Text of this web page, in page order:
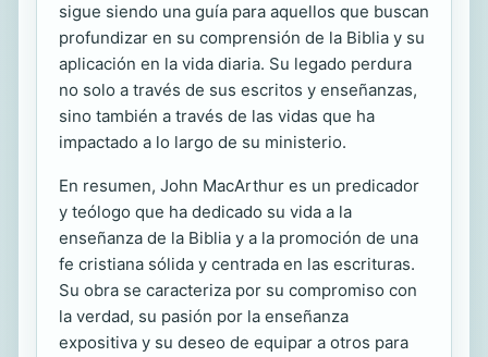
sigue siendo una guía para aquellos que buscan
profundizar en su comprensión de la Biblia y su
aplicación en la vida diaria. Su legado perdura
no solo a través de sus escritos y enseñanzas,
sino también a través de las vidas que ha
impactado a lo largo de su ministerio.
En resumen, John MacArthur es un predicador
y teólogo que ha dedicado su vida a la
enseñanza de la Biblia y a la promoción de una
fe cristiana sólida y centrada en las escrituras.
Su obra se caracteriza por su compromiso con
la verdad, su pasión por la enseñanza
expositiva y su deseo de equipar a otros para